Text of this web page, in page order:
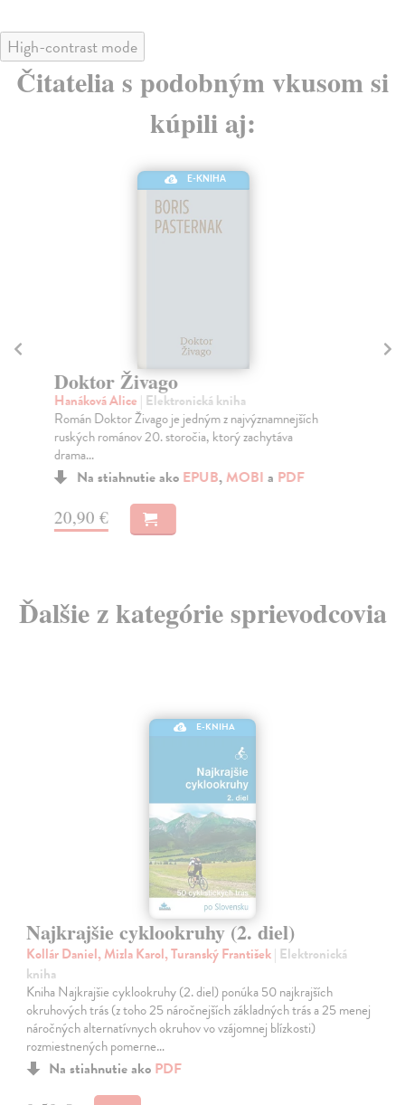
High-contrast mode
Čitatelia s podobným vkusom si
kúpili aj:
E-KNIHA
Doktor Živago
Hanáková Alice | Elektronická kniha
Román Doktor Živago je jedným z najvýznamnejších
ruských románov 20. storočia, ktorý zachytáva
drama...
Na stiahnutie ako EPUB,MOBI a PDF
20,90 €
Ďalšie z kategórie sprievodcovia
E-KNIHA
Najkrajšie cyklookruhy (2. diel)
Kollár Daniel, Mizla Karol, Turanský František| Elektronická
kniha
Kniha Najkrajšie cyklookruhy (2. diel) ponúka 50 najkrajších
okruhových trás (z toho 25 náročnejších základných trás a 25 menej
náročných alternatívnych okruhov vo vzájomnej blízkosti)
rozmiestnených pomerne…
Na stiahnutie ako PDF